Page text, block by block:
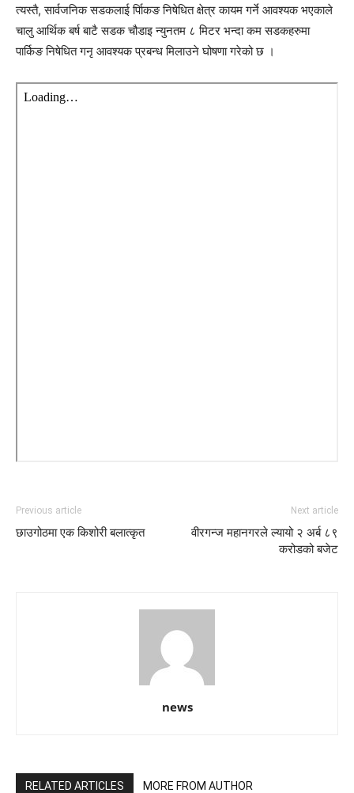
त्यस्तै, सार्वजनिक सडकलाई र्पािकङ निषेधित क्षेत्र कायम गर्ने आवश्यक भएकाले
चालु आर्थिक बर्ष बाटै सडक चौडाइ न्युनतम ८ मिटर भन्दा कम सडकहरुमा
पार्किङ निषेधित गनृ आवश्यक प्रबन्ध मिलाउने घोषणा गरेको छ ।
Previous article
छाउगोठमा एक किशोरी बलात्कृत
Next article
वीरगन्ज महानगरले ल्यायो २ अर्ब ८९
करोडको बजेट
news
RELATED ARTICLES MORE FROM AUTHOR